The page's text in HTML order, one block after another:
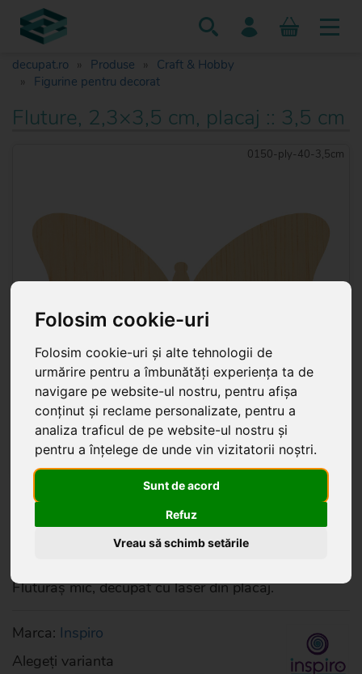
Folosim cookie-uri
Folosim cookie-uri și alte tehnologii de
urmărire pentru a îmbunătăți experiența ta de
navigare pe website-ul nostru, pentru afișa
conținut și reclame personalizate, pentru a
analiza traficul de pe website-ul nostru și
pentru a înțelege de unde vin vizitatorii noștri.
Sunt de acord
Refuz
Vreau să schimb setările
decupat.ro Produse
Craft & Hobby
Figurine pentru decorat
Fluture, 2,3×3,5 cm, placaj :: 3,5 cm
0150-ply-40-3,5cm
Fluturaș mic, decupat cu laser din placaj.
Marca: Inspiro
Alegeți varianta